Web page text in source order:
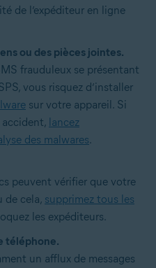
de l’expéditeur en ligne
ou des pièces jointes.
frauduleux se présentant
vous risquez d’installer
sur votre appareil. Si
accident, lancez
des malwares.
peuvent vérifier que votre
de cela, supprimez tous les
les expéditeurs.
téléphone.
un afflux de messages